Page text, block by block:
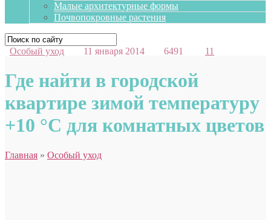
Малые архитектурные формы
Почвопокровные растения
Особый уход 11 января 2014 6491 11
Где найти в городской
квартире зимой температуру
+10 °С для комнатных цветов
Главная » Особый уход